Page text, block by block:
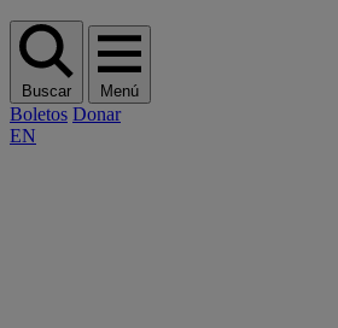
Buscar Menú
Boletos Donar
EN